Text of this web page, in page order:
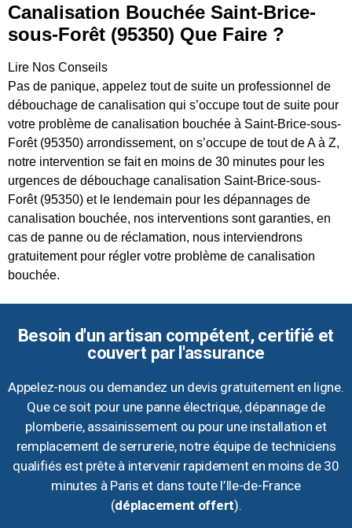
Canalisation Bouchée Saint-Brice-
sous-Forêt (95350) Que Faire ?
Lire Nos Conseils
Pas de panique, appelez tout de suite un professionnel de
débouchage de canalisation qui s’occupe tout de suite pour
votre problème de canalisation bouchée à Saint-Brice-sous-
Forêt (95350) arrondissement, on s’occupe de tout de A à Z,
notre intervention se fait en moins de 30 minutes pour les
urgences de débouchage canalisation Saint-Brice-sous-
Forêt (95350) et le lendemain pour les dépannages de
canalisation bouchée, nos interventions sont garanties, en
cas de panne ou de réclamation, nous interviendrons
gratuitement pour régler votre problème de canalisation
bouchée.
Besoin d'un artisan compétent, certifié et
couvert par l'assurance
Appelez-nous ou demandez un devis gratuitement en ligne.
Que ce soit pour une panne électrique, dépannage de
plomberie, assainissement ou pour une installation et
remplacement de serrurerie, notre équipe de techniciens
qualifiés est prête à intervenir rapidement en moins de 30
minutes à Paris et dans toute l’Ile-de-France
(déplacement offert).